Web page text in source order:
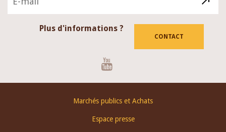
Plus d'informations ?
CONTACT
Marchés publics et Achats
Espace presse